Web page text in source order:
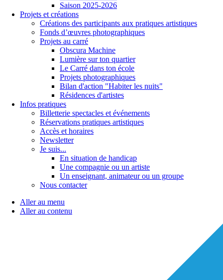
Saison 2025-2026
Projets et créations
Créations des participants aux pratiques artistiques
Fonds d’œuvres photographiques
Projets au carré
Obscura Machine
Lumière sur ton quartier
Le Carré dans ton école
Projets photographiques
Bilan d'action "Habiter les nuits"
Résidences d'artistes
Infos pratiques
Billetterie spectacles et événements
Réservations pratiques artistiques
Accès et horaires
Newsletter
Je suis...
En situation de handicap
Une compagnie ou un artiste
Un enseignant, animateur ou un groupe
Nous contacter
Aller au menu
Aller au contenu